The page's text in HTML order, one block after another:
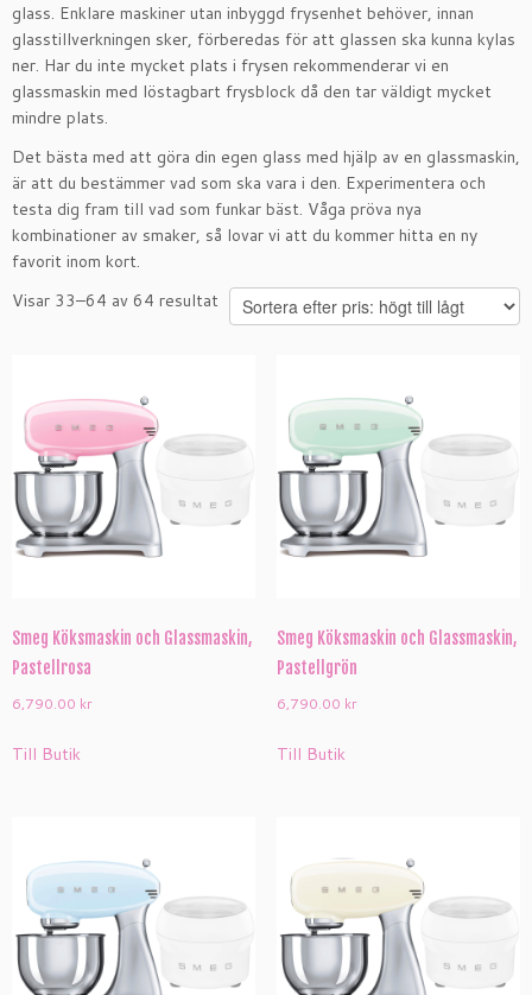
glass. Enklare maskiner utan inbyggd frysenhet behöver, innan
glasstillverkningen sker, förberedas för att glassen ska kunna kylas
ner. Har du inte mycket plats i frysen rekommenderar vi en
glassmaskin med löstagbart frysblock då den tar väldigt mycket
mindre plats.
Det bästa med att göra din egen glass med hjälp av en glassmaskin,
är att du bestämmer vad som ska vara i den. Experimentera och
testa dig fram till vad som funkar bäst. Våga pröva nya
kombinationer av smaker, så lovar vi att du kommer hitta en ny
favorit inom kort.
Visar 33–64 av 64 resultat Sorterade
efter
lågt
Smeg Köksmaskin och Glassmaskin,
Pastellrosa
6,790.00 kr
Till Butik
Smeg Köksmaskin och Glassmaskin,
Pastellgrön
6,790.00 kr
Till Butik